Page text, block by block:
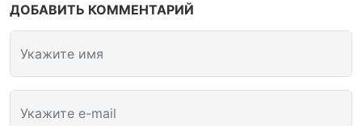
ДОБАВИТЬ КОММЕНТАРИЙ
Укажите имя
Укажите e-mail